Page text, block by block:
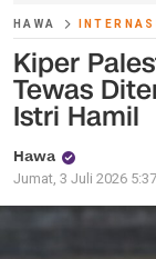
HAWA
Kiper
Tewas
Istri Hamil
Hawa
Jumat, 3 Juli 2026